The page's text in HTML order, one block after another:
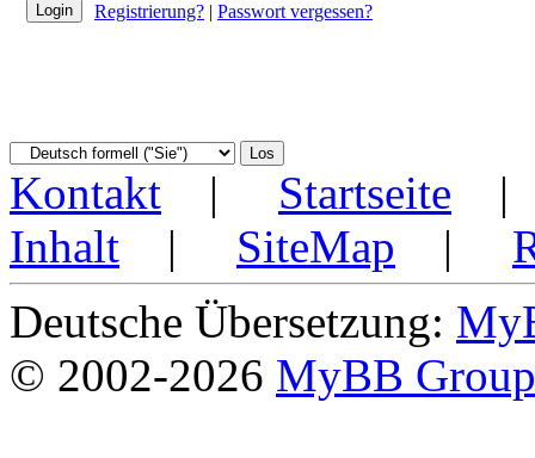
Registrierung? | Passwort vergessen?
Kontakt | Startseite
Inhalt | SiteMap |
Deutsche Übersetzung:
© 2002-2026 MyBB Group